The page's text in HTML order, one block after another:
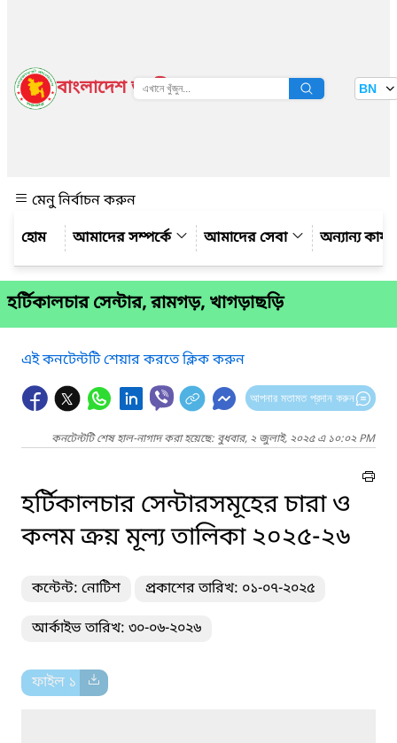
বাংলাদেশ জাতীয় তথ্য বাতায়ন BN
মেনু নির্বাচন করুন
আমাদের সম্পর্কে
আমাদের সেবা অন্যান্য
হর্টিকালচার সেন্টার, রামগড়, খাগড়াছড়ি
এই কনটেন্টটি শেয়ার করতে ক্লিক করুন
আপনার মতামত প্রদান করুন
কনটেন্টটি শেষ হাল-নাগাদ করা হয়েছে: বুধবার, ২ জুলাই, ২০২৫ এ ১০:০২ PM
হর্টিকালচার সেন্টারসমূহের চারা ও
কলম ক্রয় মূল্য তালিকা ২০২৫-২৬
কন্টেন্ট: নোটিশ প্রকাশের তারিখ: ০১-০৭-২০২৫
আর্কাইভ তারিখ: ৩০-০৬-২০২৬
ফাইল ১